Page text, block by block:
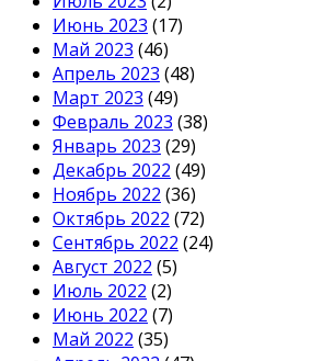
Июнь 2023 (17)
Май 2023 (46)
Апрель 2023 (48)
Март 2023 (49)
Февраль 2023 (38)
Январь 2023 (29)
Декабрь 2022 (49)
Ноябрь 2022 (36)
Октябрь 2022 (72)
Сентябрь 2022 (24)
Август 2022 (5)
Июль 2022 (2)
Июнь 2022 (7)
Май 2022 (35)